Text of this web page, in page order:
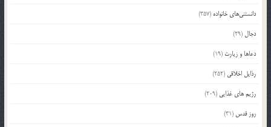
دانستنی‌های خانواده (357)
دجال (29)
دعاها و زیارت (19)
رذایل اخلاقی (252)
رژیم های غذایی (209)
روز قدس (31)